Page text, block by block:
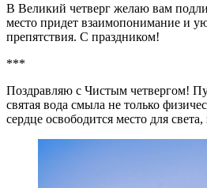
В Великий четверг желаю вам
место придет взаимопонимание и
препятствия. С праздником!
***
Поздравляю с Чистым четвергом!
святая вода смыла не только
сердце освободится место для